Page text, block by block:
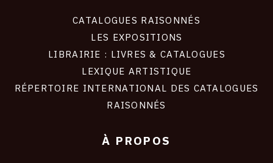
CATALOGUES RAISONNÉS
LES EXPOSITIONS
LIBRAIRIE : LIVRES & CATALOGUES
LEXIQUE ARTISTIQUE
RÉPERTOIRE INTERNATIONAL DES CATALOGUES
RAISONNÉS
À PROPOS